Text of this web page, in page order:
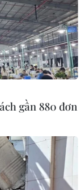
gần 880 đơn